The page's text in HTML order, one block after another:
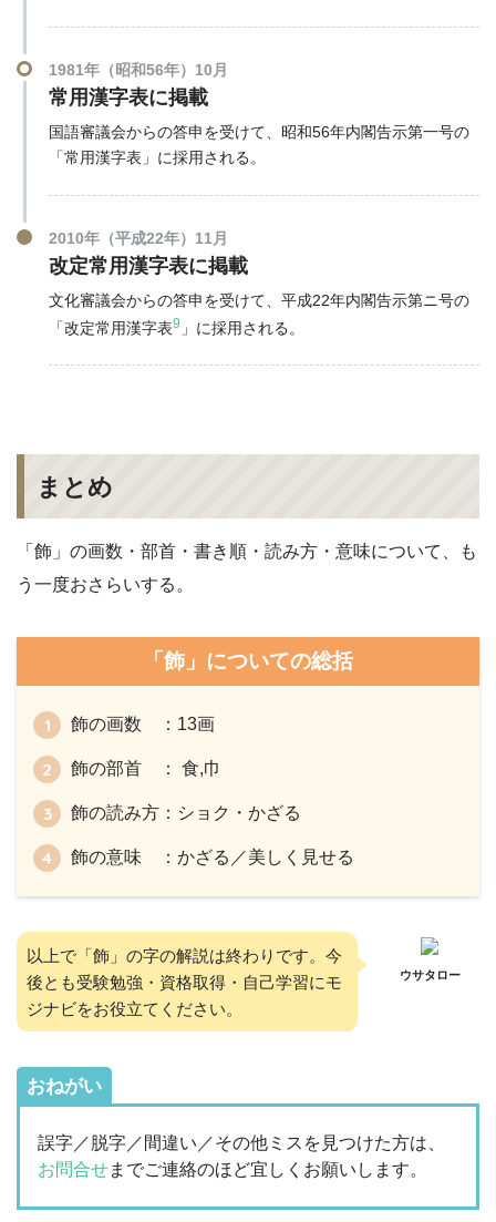
1981年（昭和56年）10月
常用漢字表に掲載
国語審議会からの答申を受けて、昭和56年内閣告示第一号の
「常用漢字表」に採用される。
2010年（平成22年）11月
改定常用漢字表に掲載
文化審議会からの答申を受けて、平成22年内閣告示第ニ号の
「改定常用漢字表9 」に採用される。
まとめ
「飾」の画数・部首・書き順・読み方・意味について、も
う一度おさらいする。
「飾」についての総括
飾の画数 ：13画
飾の部首 ： 食,巾
飾の読み方：ショク・かざる
飾の意味 ：かざる／美しく見せる
以上で「飾」の字の解説は終わりです。今
後とも受験勉強・資格取得・自己学習にモ
ジナビをお役立てください。
ウサタロー
おねがい
誤字／脱字／間違い／その他ミスを見つけた方は、
お問合せまでご連絡のほど宜しくお願いします。